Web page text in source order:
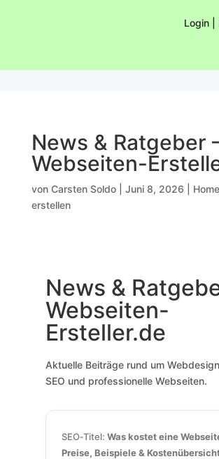
Login |
News & Ratgeber
Webseiten-
von Carsten Soldo| Juni 8, 2026
erstellen
News &
Webseiten-
Ersteller.de
Aktuelle Beiträge rund um
SEO und professionelle Webseiten.
SEO‑Titel: Was kostet eine
Preise, Beispiele &